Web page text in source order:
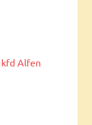
Alfen